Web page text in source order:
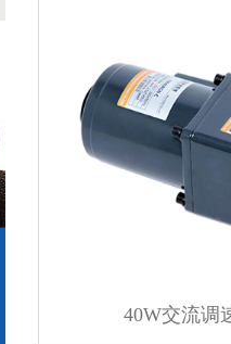
40W交流调